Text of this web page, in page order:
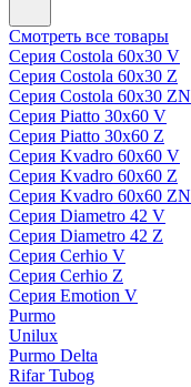
Смотреть все товары
Серия Costola 60х30 V
Серия Costola 60х30 Z
Серия Costola 60х30 ZN
Серия Piatto 30х60 V
Серия Piatto 30х60 Z
Серия Kvadro 60х60 V
Серия Kvadro 60х60 Z
Серия Kvadro 60х60 ZN
Серия Diametro 42 V
Серия Diametro 42 Z
Серия Cerhio V
Серия Cerhio Z
Серия Emotion V
Purmo
Unilux
Purmo Delta
Rifar Tubog